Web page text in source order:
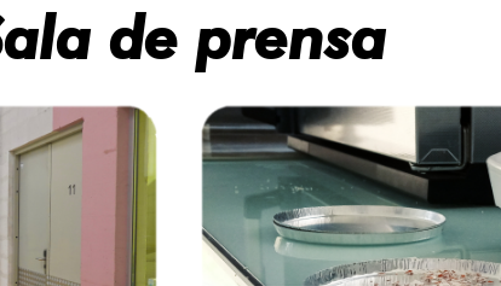
de prensa